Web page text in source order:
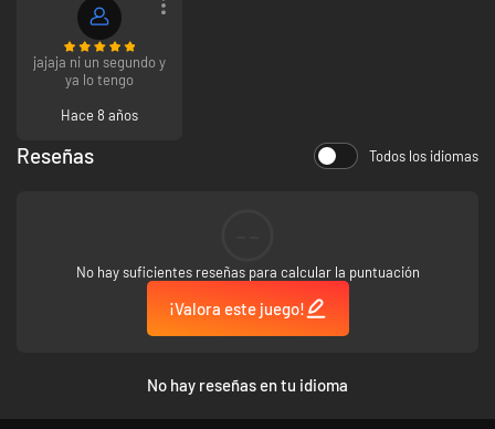
jajaja ni un segundo y
ya lo tengo
+
Hace 8 años
Reseñas Todos los idiomas
No hay suficientes reseñas para calcular la puntuación
¡Valora este juego!
No hay reseñas en tu idioma